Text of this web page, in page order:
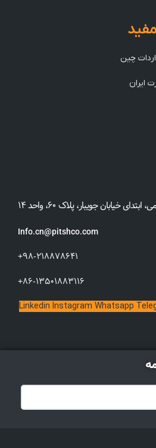
چین
ایران
خیابان جویبار، پلاک ۶۰، واحد ۱۴
Info.cn@pitshco.com
+98-218878641
+86-13501883116
Linkedin Instagram Whatsapp